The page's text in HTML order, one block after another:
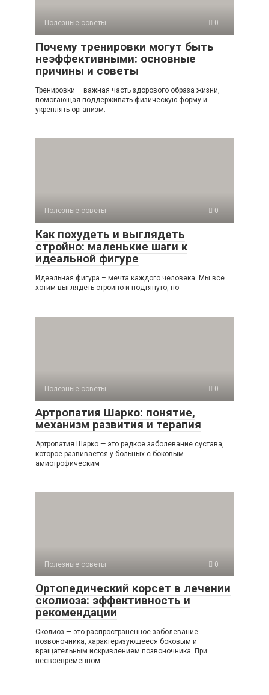
Полезные советы 0
Почему тренировки могут быть
неэффективными: основные
причины и советы
Тренировки – важная часть здорового образа жизни,
помогающая поддерживать физическую форму и
укреплять организм.
Полезные советы 0
Как похудеть и выглядеть
стройно: маленькие шаги к
идеальной фигуре
Идеальная фигура – мечта каждого человека. Мы все
хотим выглядеть стройно и подтянуто, но
Полезные советы 0
Артропатия Шарко: понятие,
механизм развития и терапия
Артропатия Шарко — это редкое заболевание сустава,
которое развивается у больных с боковым
амиотрофическим
Полезные советы 0
Ортопедический корсет в лечении
сколиоза: эффективность и
рекомендации
Сколиоз — это распространенное заболевание
позвоночника, характеризующееся боковым и
вращательным искривлением позвоночника. При
несвоевременном